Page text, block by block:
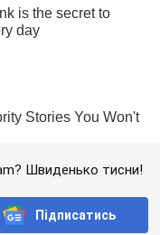
Швиденько тисни!
Підписатись